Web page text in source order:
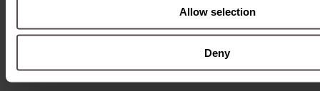
Allow selection
Deny
Querfahrmodul